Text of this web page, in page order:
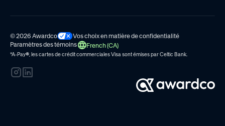
© 2026 Awardco
Vos choix en matière de confidentialité
Paramètres des témoins
French (CA)
*A-Pay®, les cartes de crédit commerciales Visa sont émises parCeltic Bank.